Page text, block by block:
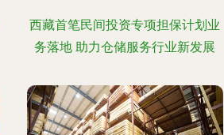
西藏首笔民间投资专项担保计划业
务落地 助力仓储服务行业新发展